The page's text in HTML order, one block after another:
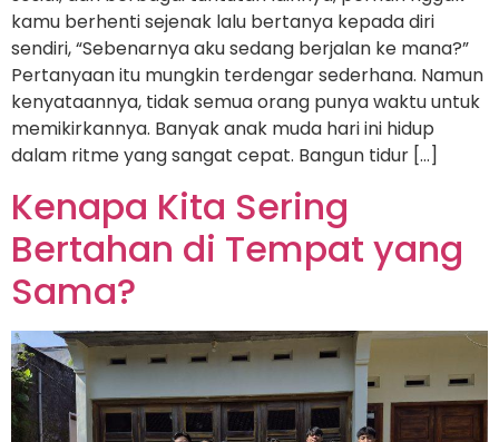
kamu berhenti sejenak lalu bertanya kepada diri
sendiri, “Sebenarnya aku sedang berjalan ke mana?”
Pertanyaan itu mungkin terdengar sederhana. Namun
kenyataannya, tidak semua orang punya waktu untuk
memikirkannya. Banyak anak muda hari ini hidup
dalam ritme yang sangat cepat. Bangun tidur […]
Kenapa Kita Sering
Bertahan di Tempat yang
Sama?